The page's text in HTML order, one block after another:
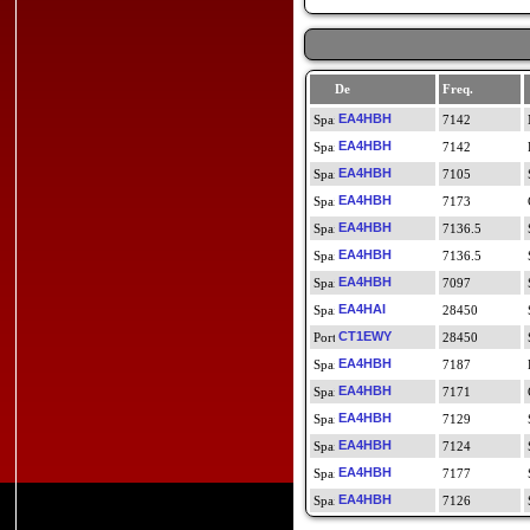
De Freq.
EA4HBH
7142
EA4HBH
7142
EA4HBH
7105
EA4HBH
7173
EA4HBH
7136.5
EA4HBH
7136.5
EA4HBH
7097
EA4HAI
28450
CT1EWY
28450
EA4HBH
7187
EA4HBH
7171
EA4HBH
7129
EA4HBH
7124
EA4HBH
7177
EA4HBH
7126